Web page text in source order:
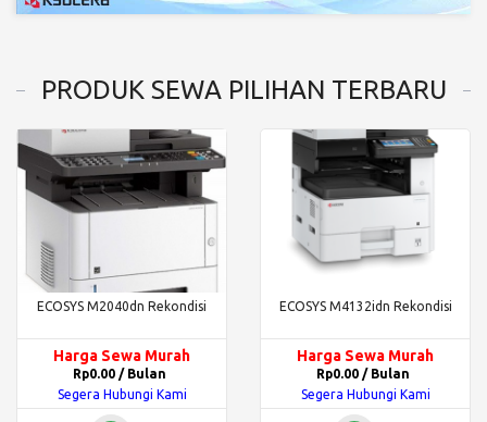
PRODUK SEWA PILIHAN TERBARU
ECOSYS M2040dn Rekondisi
Harga Sewa Murah
Rp0.00 / Bulan
Segera Hubungi Kami
ECOSYS M4132idn Rekondisi
Harga Sewa Murah
Rp0.00 / Bulan
Segera Hubungi Kami